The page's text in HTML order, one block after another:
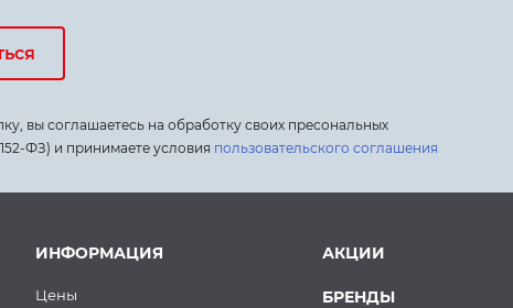
вы соглашаетесь на обработку своих пресональных
ФЗ) и принимаете условия пользовательского соглашения
ИНФОРМАЦИЯ
Цены
АКЦИИ
БРЕНДЫ